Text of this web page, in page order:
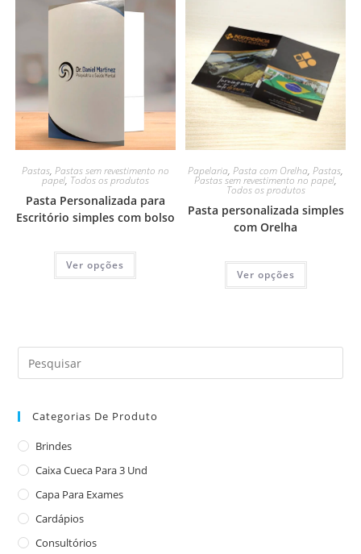
Pastas, Pastas sem revestimento no
papel, Todos os produtos
Pasta Personalizada para
Escritório simples com bolso
Ver opções
Papelaria,Pasta com Orelha,Pastas,
Pastas sem revestimento no papel,
Todos os produtos
Pasta personalizada simples
com Orelha
Ver opções
Categorias De Produto
Brindes
Caixa Cueca Para 3 Und
Capa Para Exames
Cardápios
Consultórios